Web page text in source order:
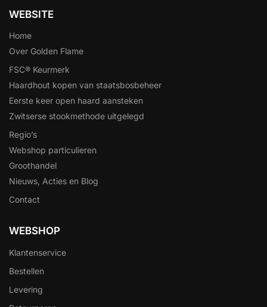
WEBSITE
Home
Over Golden Flame
FSC® Keurmerk
Haardhout kopen van staatsbosbeheer
Eerste keer open haard aansteken
Zwitserse stookmethode uitgelegd
Regio’s
Webshop particulieren
Groothandel
Nieuws, Acties en Blog
Contact
WEBSHOP
Klantenservice
Bestellen
Levering